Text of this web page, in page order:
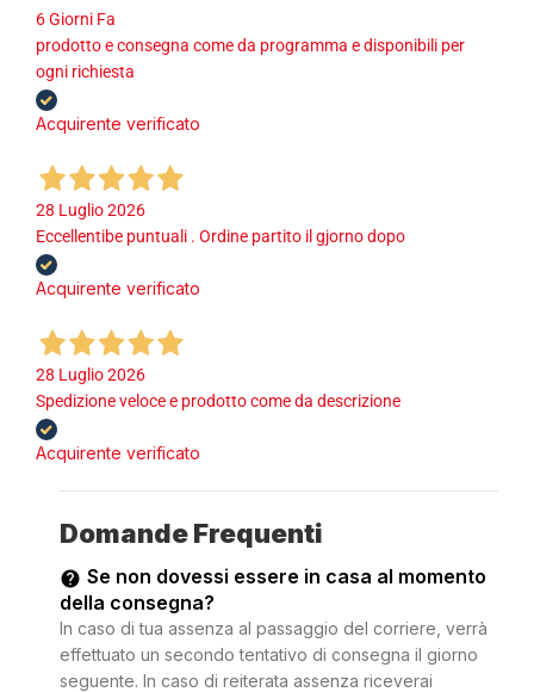
6 Giorni Fa
prodotto e consegna come da programma e disponibili per
ogni richiesta
Acquirente verificato
28 Luglio 2026
Eccellentibe puntuali . Ordine partito il gjorno dopo
Acquirente verificato
28 Luglio 2026
Spedizione veloce e prodotto come da descrizione
Acquirente verificato
Domande Frequenti
Se non dovessi essere in casa al momento
della consegna?
In caso di tua assenza al passaggio del corriere, verrà
effettuato un secondo tentativo di consegna il giorno
seguente. In caso di reiterata assenza riceverai